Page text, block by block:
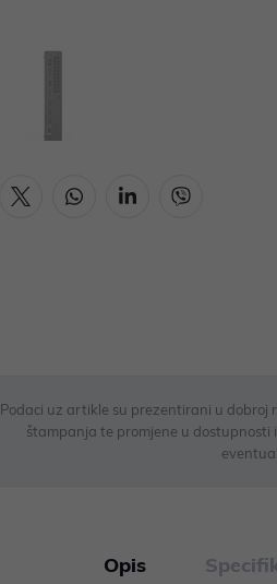
Podaci uz artikle su prezentirani u dobroj
štampanja te promjene u
Opis